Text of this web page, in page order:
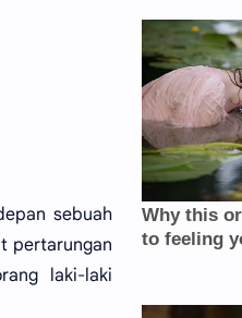
sebuah
pertarungan
laki-laki